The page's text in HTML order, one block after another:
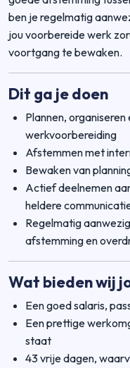
ben je regelmatig
jou voorbereide werk
voortgang te bewaken.
Dit ga je doen
Plannen,
werkvoorbereiding
Afstemmen met
Bewaken van
Actief deelnemen
heldere
Regelmatig
afstemming en
Wat bieden wij
Een goed salaris,
Een prettige
staat
43 vrije dagen,